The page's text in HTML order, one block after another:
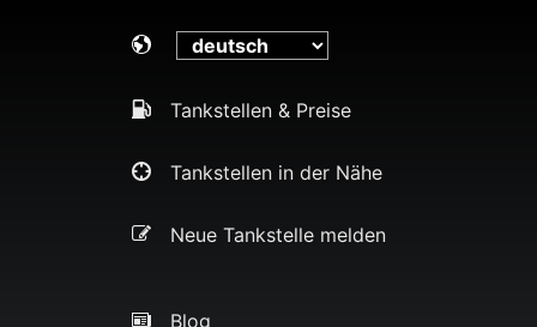
Tankstellen & Preise
Tankstellen in der Nähe
Neue Tankstelle melden
Blog